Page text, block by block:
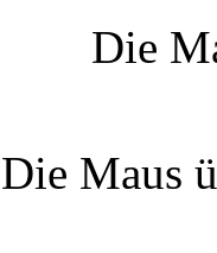
Die
Die Maus